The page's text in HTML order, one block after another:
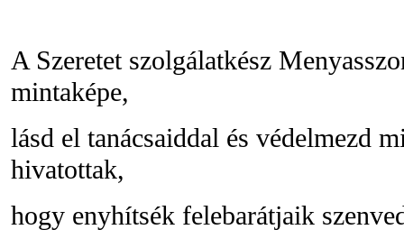
A Szeretet szolgálatkész
mintaképe,
lásd el tanácsaiddal és védelmezd
hivatottak,
hogy enyhítsék felebarátjaik